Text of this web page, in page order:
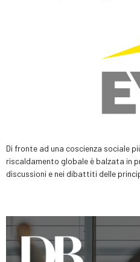
Di fronte ad una coscienza sociale
riscaldamento globale è balzata in
discussioni e nei dibattiti delle